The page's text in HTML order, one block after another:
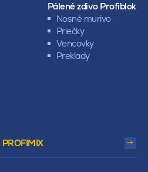
Pálené zdivo Profiblok
Nosné murivo
Priečky
Vencovky
Preklady